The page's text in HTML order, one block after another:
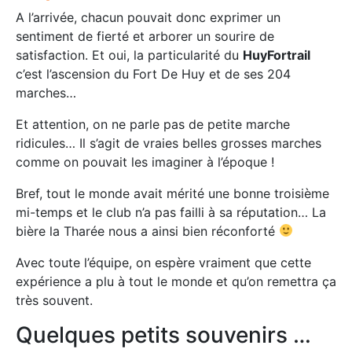
A l’arrivée, chacun pouvait donc exprimer un
sentiment de fierté et arborer un sourire de
satisfaction. Et oui, la particularité du HuyFortrail
c’est l’ascension du Fort De Huy et de ses 204
marches…
Et attention, on ne parle pas de petite marche
ridicules… Il s’agit de vraies belles grosses marches
comme on pouvait les imaginer à l’époque !
Bref, tout le monde avait mérité une bonne troisième
mi-temps et le club n’a pas failli à sa réputation… La
bière la Tharée nous a ainsi bien réconforté
Avec toute l’équipe, on espère vraiment que cette
expérience a plu à tout le monde et qu’on remettra ça
très souvent.
Quelques petits souvenirs …